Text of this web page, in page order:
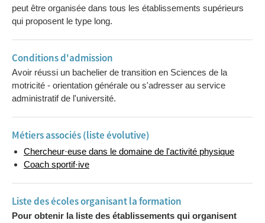
peut être organisée dans tous les établissements supérieurs
qui proposent le type long.
Conditions d'admission
Avoir réussi un bachelier de transition en Sciences de la
motricité - orientation générale ou s'adresser au service
administratif de l'université.
Métiers associés (liste évolutive)
Chercheur·euse dans le domaine de l'activité physique
Coach sportif·ive
Liste des écoles organisant la formation
Pour obtenir la liste des établissements qui organisent